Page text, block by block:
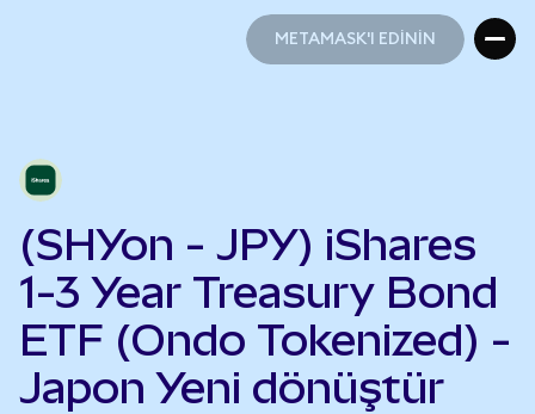
METAMASK'I EDİNİN
(SHYon - JPY) iShares
1-3 Year Treasury Bond
ETF (Ondo Tokenized) -
Japon Yeni dönüştür